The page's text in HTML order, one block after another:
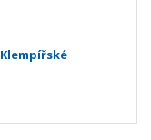
Klempířské